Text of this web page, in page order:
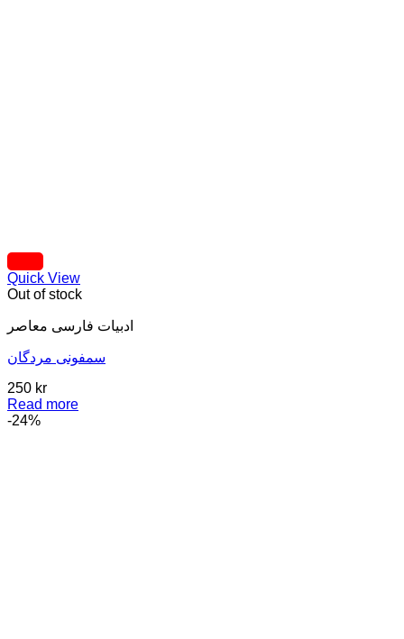
Quick View
Out of stock
ادبيات فارسی معاصر
سمفونی مردگان
250 kr
Read more
-24%